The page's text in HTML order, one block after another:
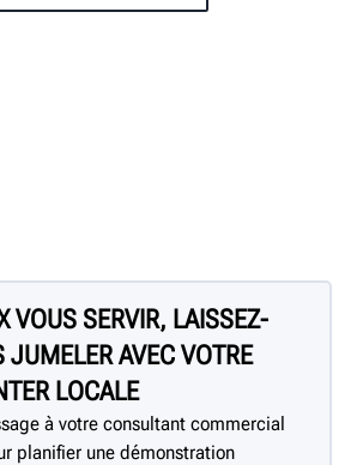
VOUS SERVIR, LAISSEZ-
JUMELER AVEC VOTRE
LOCALE
à votre consultant commercial
planifier une démonstration